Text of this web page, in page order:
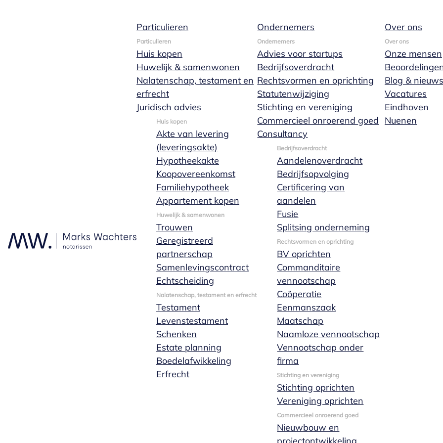
Particulieren
Particulieren
Huis kopen
Huwelijk & samenwonen
Nalatenschap, testament en
erfrecht
Juridisch advies
Huis kopen
Akte van levering
(leveringsakte)
Hypotheekakte
Koopovereenkomst
Familiehypotheek
Appartement kopen
Huwelijk & samenwonen
Trouwen
Geregistreerd
partnerschap
Samenlevingscontract
Echtscheiding
Nalatenschap, testament en erfrecht
Testament
Levenstestament
Schenken
Estate planning
Boedelafwikkeling
Erfrecht
Ondernemers
Ondernemers
Advies voor startups
Bedrijfsoverdracht
Rechtsvormen en oprichting
Statutenwijziging
Stichting en vereniging
Commercieel onroerend goed
Consultancy
Bedrijfsoverdracht
Aandelenoverdracht
Bedrijfsopvolging
Certificering van
aandelen
Fusie
Splitsing onderneming
Rechtsvormen en oprichting
BV oprichten
Commanditaire
vennootschap
Coöperatie
Eenmanszaak
Maatschap
Naamloze vennootschap
Vennootschap onder
firma
Stichting en vereniging
Stichting oprichten
Vereniging oprichten
Commercieel onroerend goed
Nieuwbouw en
Over ons
Over ons
Onze mensen
Blog & nieuws
Vacatures
Eindhoven
Nuenen
Splitsing onderneming
Een juridische splitsing betekent kort gezegd dat het bedrijf (de rechtspersoon) wordt gesplitst. Het
onderneming kunt splitsen met één rechtshandeling. Op deze manier kun je het gehele of gedeeltelijke